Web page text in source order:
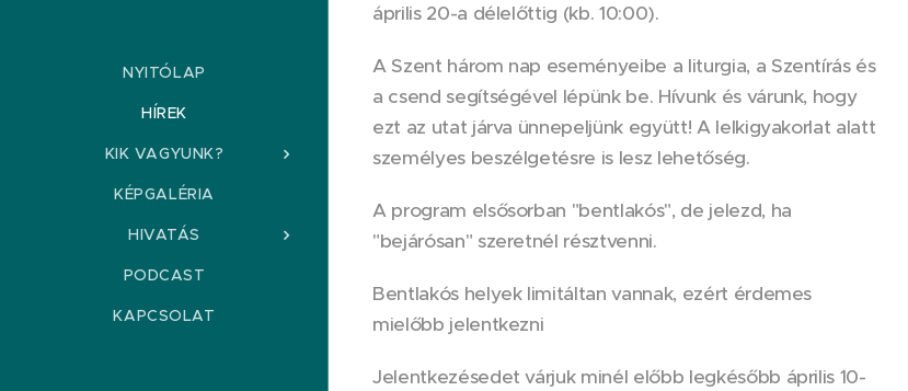
NYITÓLAP
HÍREK
KIK VAGYUNK?
KÉPGALÉRIA
HIVATÁS
PODCAST
KAPCSOLAT
április 20-a délelőttig (kb. 10:00).
A Szent három nap eseményeibe a liturgia, a Szentírás és
a csend segítségével lépünk be. Hívunk és várunk, hogy
ezt az utat járva ünnepeljünk együtt! A lelkigyakorlat alatt
személyes beszélgetésre is lesz lehetőség.
A program elsősorban "bentlakós", de jelezd, ha
"bejárósan" szeretnél résztvenni.
Bentlakós helyek limitáltan vannak, ezért érdemes
mielőbb jelentkezni
Jelentkezésedet várjuk minél előbb legkésőbb április 10-